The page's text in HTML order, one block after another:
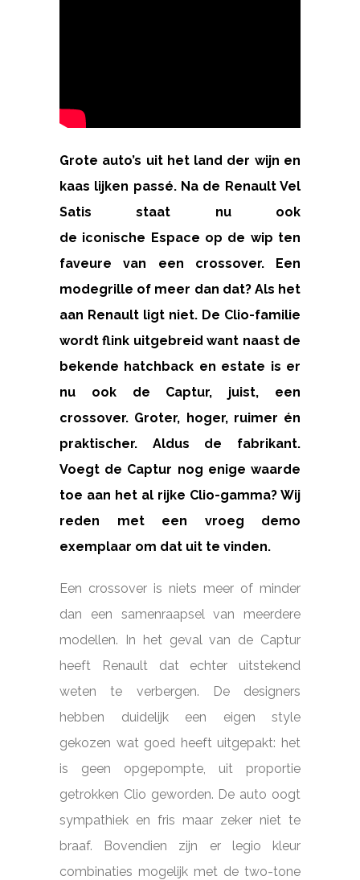
Grote auto’s uit het land der wijn en
kaas lijken passé. Na de Renault Vel
Satis staat nu ook
de iconische Espace op de wip ten
faveure van een crossover. Een
modegrille of meer dan dat? Als het
aan Renault ligt niet. De Clio-familie
wordt flink uitgebreid want naast de
bekende hatchback en estate is er
nu ook de Captur, juist, een
crossover. Groter, hoger, ruimer én
praktischer. Aldus de fabrikant.
Voegt de Captur nog enige waarde
toe aan het al rijke Clio-gamma? Wij
reden met een vroeg demo
exemplaar om dat uit te vinden.
Een crossover is niets meer of minder
dan een samenraapsel van meerdere
modellen. In het geval van de Captur
heeft Renault dat echter uitstekend
weten te verbergen. De designers
hebben duidelijk een eigen style
gekozen wat goed heeft uitgepakt: het
is geen opgepompte, uit proportie
getrokken Clio geworden. De auto oogt
sympathiek en fris maar zeker niet te
braaf. Bovendien zijn er legio kleur
combinaties mogelijk met de two-tone